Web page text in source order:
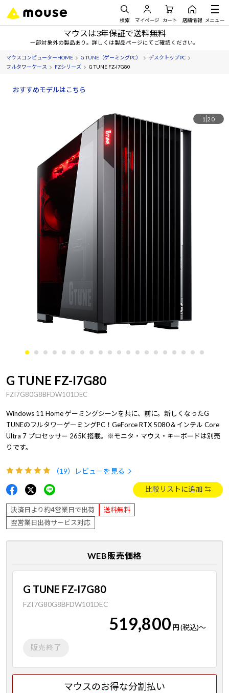
検索 マイページ カート 店舗情報 メニュー
マウスは3年保証で送料無料
一部対象外の製品あり。詳しくは製品ページにてご確認ください。
マウスコンピューターHOME G TUNE（ゲーミングPC）
デスクトップPC
フルタワーケース
FZシリーズ G TUNE FZ-I7G80
おすすめモデルはこちら
1 20
G TUNE FZ-I7G80
FZI7G80G8BFDW101DEC
Windows 11 Home ゲーミングシーンを共に、前に。新しくなったG
TUNEのフルタワーゲーミングPC！GeForce RTX 5080＆インテル Core
Ultra 7 プロセッサー 265K 搭載。※モニタ・マウス・キーボードは別売
りです。
（19） レビューを見る
比較リストに追加
決済日より約4営業日で出荷
送料無料
翌営業日出荷サービス対応
WEB販売価格
G TUNE FZ-I7G80
FZI7G80G8BFDW101DEC
519,800 円(税込)～
販売終了
マウスのお得な分割払い